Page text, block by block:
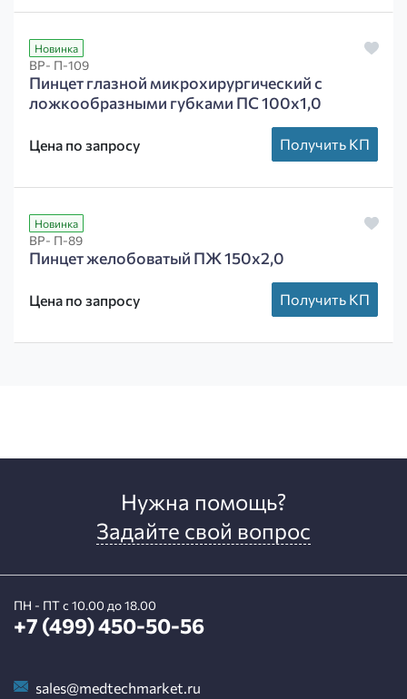
Новинка
ВР- П-109
Пинцет глазной микрохирургический с
ложкообразными губками ПС 100х1,0
Цена по запросу Получить КП
Новинка
ВР- П-89
Пинцет желобоватый ПЖ 150х2,0
Цена по запросу Получить КП
Нужна помощь?
Задайте свой вопрос
ПН - ПТ с 10.00 до 18.00
+7 (499) 450-50-56
sales@medtechmarket.ru